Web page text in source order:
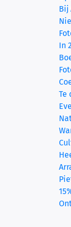
Bij
In
Te